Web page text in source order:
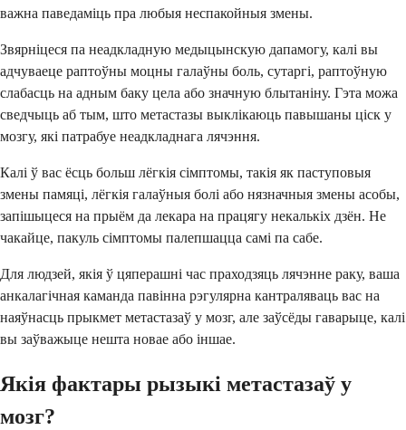
важна паведаміць пра любыя неспакойныя змены.
Звярніцеся па неадкладную медыцынскую дапамогу, калі вы
адчуваеце раптоўны моцны галаўны боль, сутаргі, раптоўную
слабасць на адным баку цела або значную блытаніну. Гэта можа
сведчыць аб тым, што метастазы выклікаюць павышаны ціск у
мозгу, які патрабуе неадкладнага лячэння.
Калі ў вас ёсць больш лёгкія сімптомы, такія як паступовыя
змены памяці, лёгкія галаўныя болі або нязначныя змены асобы,
запішыцеся на прыём да лекара на працягу некалькіх дзён. Не
чакайце, пакуль сімптомы палепшацца самі па сабе.
Для людзей, якія ў цяперашні час праходзяць лячэнне раку, ваша
анкалагічная каманда павінна рэгулярна кантраляваць вас на
наяўнасць прыкмет метастазаў у мозг, але заўсёды гаварыце, калі
вы заўважыце нешта новае або іншае.
Якія фактары рызыкі метастазаў у
мозг?